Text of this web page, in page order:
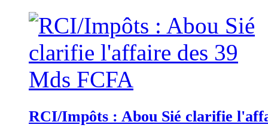
RCI/Impôts : Abou Sié clarifie